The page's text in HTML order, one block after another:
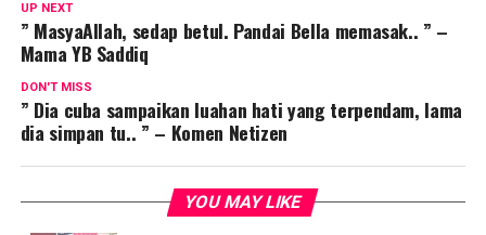
UP NEXT
” MasyaAllah, sedap betul. Pandai Bella memasak.. ” –
Mama YB Saddiq
DON'T MISS
” Dia cuba sampaikan luahan hati yang terpendam, lama
dia simpan tu.. ” – Komen Netizen
YOU MAY LIKE